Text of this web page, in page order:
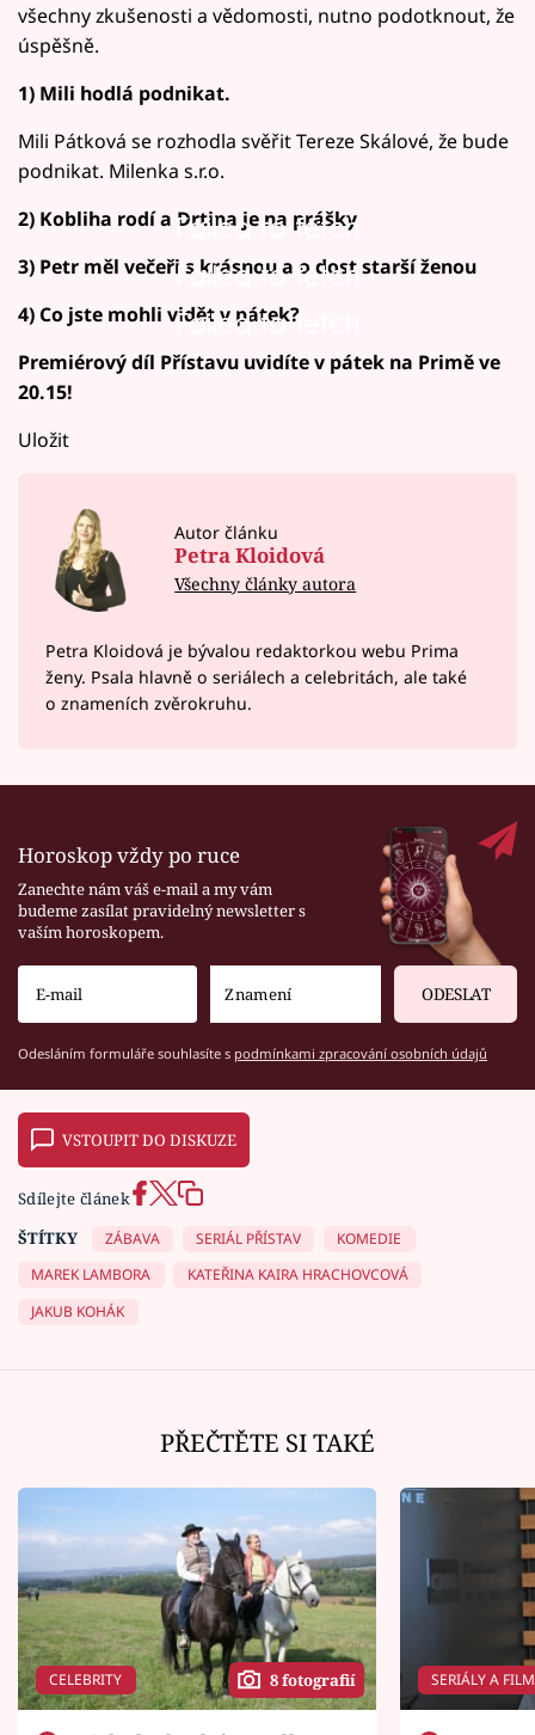
všechny zkušenosti a vědomosti, nutno podotknout, že
úspěšně.
1) Mili hodlá podnikat.
Mili Pátková se rozhodla svěřit Tereze Skálové, že bude
podnikat. Milenka s.r.o.
Failed to fetch
2) Kobliha rodí a Drtina je na prášky
Failed to fetch
3) Petr měl večeři s krásnou a o dost starší ženou
Failed to fetch
4) Co jste mohli vidět v pátek?
Premiérový díl Přístavu uvidíte v pátek na Primě ve
20.15!
Uložit
Autor článku
Petra Kloidová
Všechny články autora
Petra Kloidová je bývalou redaktorkou webu Prima
ženy. Psala hlavně o seriálech a celebritách, ale také
o znameních zvěrokruhu.
Horoskop vždy po ruce
Zanechte nám váš e-mail a my vám
budeme zasílat pravidelný newsletter s
vaším horoskopem.
ODESLAT
Odesláním formuláře souhlasíte s podmínkami zpracování osobních údajů
VSTOUPIT DO DISKUZE
Sdílejte článek
ŠTÍTKY
ZÁBAVA SERIÁL PŘÍSTAV
KOMEDIE
MAREK LAMBORA
KATEŘINA KAIRA HRACHOVCOVÁ
JAKUB KOHÁK
PŘEČTĚTE SI TAKÉ
CELEBRITY 8 fotografií SERIÁLY A